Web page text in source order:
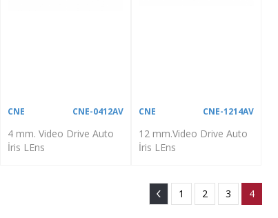
CNE-0412AV
CNE
4 mm. Video Drive Auto
İris LEns
CNE-1214AV
CNE
12 mm.Video Drive Auto
İris LEns
1 2 3 4